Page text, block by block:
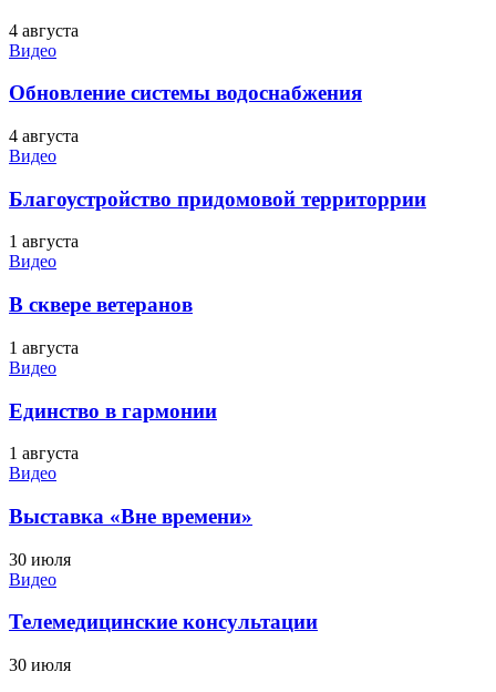
4 августа
Видео
Обновление системы водоснабжения
4 августа
Видео
Благоустройство придомовой территоррии
1 августа
Видео
В сквере ветеранов
1 августа
Видео
Единство в гармонии
1 августа
Видео
Выставка «Вне времени»
30 июля
Видео
Телемедицинские консультации
30 июля